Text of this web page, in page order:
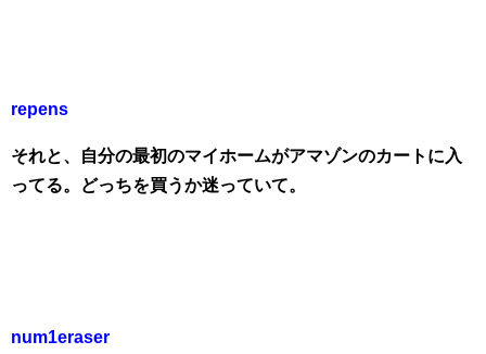
repens
それと、自分の最初のマイホームがアマゾンのカートに入
ってる。どっちを買うか迷っていて。
num1eraser